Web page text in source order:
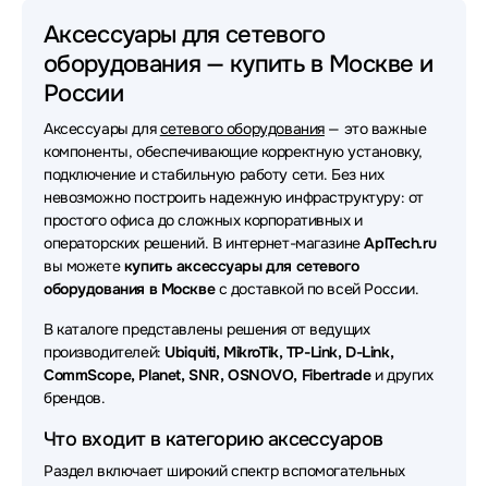
Аксессуары для сетевого оборудования HPE
Аксессуары для сетевого оборудования ATEN
Аксессуары для сетевого оборудования Ruijie
Аксессуары для сетевого оборудования Extreme
Аксессуары для сетевого оборудования Juniper
Аксессуары для сетевого оборудования H3C
Аксессуары для сетевого оборудования Fibertrade
Аксессуары для сетевого оборудования SNR
Аксессуары для сетевого оборудования Mellanox
Аксессуары для сетевого оборудования LR-Link
Аксессуары для сетевого
оборудования — купить в Москве и
России
Аксессуары длясетевого оборудования— это важные
компоненты, обеспечивающие корректную установку,
подключение и стабильную работу сети. Без них
невозможно построить надежную инфраструктуру: от
простого офиса до сложных корпоративных и
операторских решений. В интернет-магазинеAplTech.ru
вы можетекупить аксессуары для сетевого
оборудования в Москвес доставкой по всей России.
В каталоге представлены решения от ведущих
производителей: Ubiquiti, MikroTik, TP-Link, D-Link,
CommScope, Planet, SNR, OSNOVO, Fibertradeи других
брендов.
Что входит в категорию аксессуаров
Раздел включает широкий спектр вспомогательных